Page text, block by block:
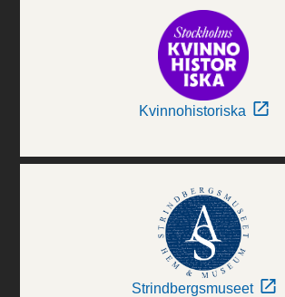
Kvinnohistoriska
Strindbergsmuseet